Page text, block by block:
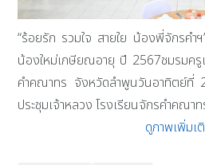
“ร้อยรัก รวมใจ สายใย น้องพี่จักรคำ
น้องใหม่เกษียณอายุ ปี 2567ชมรมครู
คำคณาทร จังหวัดลำพูนวันอาทิตย์
ประชุมเจ้าหลวง โรงเรียนจักรคำคณา
ดูภาพเพิ่มเ